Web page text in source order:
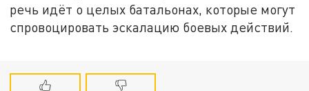
речь идёт о целых батальонах, которые могут
спровоцировать эскалацию боевых действий.